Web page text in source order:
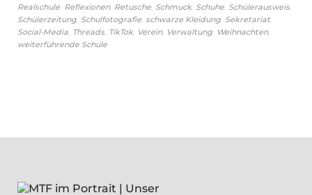
Realschule Reflexionen, Retusche Schmuck, Schuhe Schülerausweis
Schülerzeitung Schulfotografie schwarze Kleidung Sekretariat
Social-Media Threads TikTok, Verein, Verwaltung Weihnachten,
weiterführende Schule